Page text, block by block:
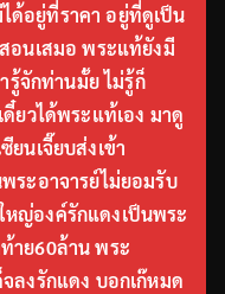
ด้อยู่ที่ราคา อยู่ที่ดูเป็น
อนเสมอ พระแท้ยังมี
ารู้จักท่านมั้ย ไม่รู้ก็
ยวได้พระแท้เอง มาดู
ยนเจี๊ยบส่งเข้า
ระอาจารย์ไม่ยอมรับ
ญ่องค์รักแดงเป็นพระ
าย60ล้าน พระ
ลงรักแดง บอกเก๊หมด